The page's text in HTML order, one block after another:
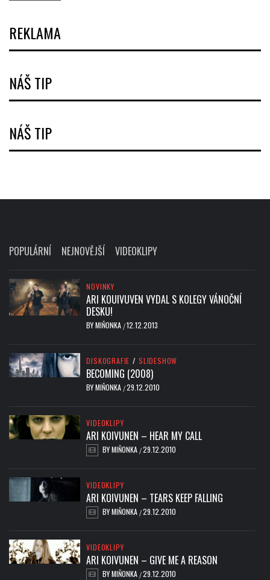
REKLAMA
NÁŠ TIP
NÁŠ TIP
POPULÁRNÍ NEJNOVĚJŠÍ VIDEOKLIPY
NOVINKY
ARI KOUIVUVEN VYDAL S KOLEGY VÁNOČNÍ
DESKU!
BYMIŇONKA /12.12.2013
DISKOGRAFIE / SLIDESHOW
BECOMING (2008)
BYMIŇONKA /29.12.2010
VIDEOKLIPY
ARI KOIVUNEN – HEAR MY CALL
BYMIŇONKA /29.12.2010
VIDEOKLIPY
ARI KOIVUNEN – TEARS KEEP FALLING
BYMIŇONKA /29.12.2010
VIDEOKLIPY
ARI KOIVUNEN – GIVE ME A REASON
BYMIŇONKA /29.12.2010